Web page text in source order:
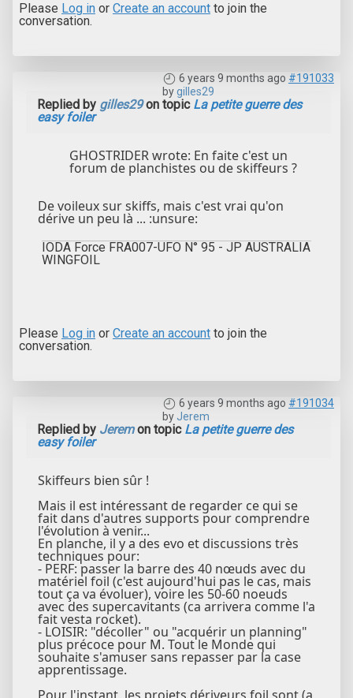
Please Log in or Create an account to join the
conversation.
6 years 9 months ago #191033
bygilles29
Replied by gilles29on topic La petite guerre des
easy foiler
GHOSTRIDER wrote: En faite c'est un
forum de planchistes ou de skiffeurs ?
De voileux sur skiffs, mais c'est vrai qu'on
dérive un peu là ... :unsure:
IODA Force FRA007-UFO N° 95 - JP AUSTRALIA
WINGFOIL
Please Log in or Create an account to join the
conversation.
6 years 9 months ago #191034
byJerem
Replied by Jeremon topic La petite guerre des
easy foiler
Skiffeurs bien sûr !
Mais il est intéressant de regarder ce qui se
fait dans d'autres supports pour comprendre
l'évolution à venir...
En planche, il y a des evo et discussions très
techniques pour:
- PERF: passer la barre des 40 nœuds avec du
matériel foil (c'est aujourd'hui pas le cas, mais
tout ça va évoluer), voire les 50-60 noeuds
avec des supercavitants (ca arrivera comme l'a
fait vesta rocket).
- LOISIR: "décoller" ou "acquérir un planning"
plus précoce pour M. Tout le Monde qui
souhaite s'amuser sans repasser par la case
apprentissage.